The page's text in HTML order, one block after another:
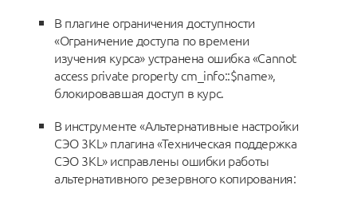
В плагине ограничения доступности
«Ограничение доступа по времени
изучения курса» устранена ошибка «Cannot
access private property cm_info::$name»,
блокировавшая доступ в курс.
В инструменте «Альтернативные настройки
СЭО 3KL» плагина «Техническая поддержка
СЭО 3KL» исправлены ошибки работы
альтернативного резервного копирования: